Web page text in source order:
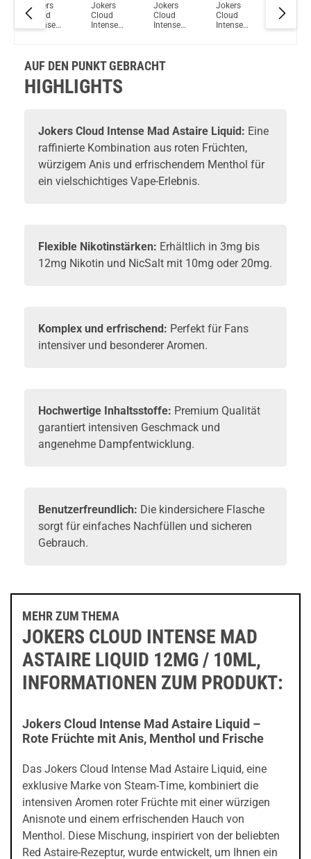
Jokers
Cloud
Intense
Jokers
Cloud
Intense
Jokers
Cloud
Intense
Jokers
Cloud
Intense
Jokers
Cloud
AUF DEN PUNKT GEBRACHT
HIGHLIGHTS
Jokers Cloud Intense Mad Astaire Liquid: Eine
raffinierte Kombination aus roten Früchten,
würzigem Anis und erfrischendem Menthol für
ein vielschichtiges Vape-Erlebnis.
Flexible Nikotinstärken: Erhältlich in 3mg bis
12mg Nikotin und NicSalt mit 10mg oder 20mg.
Komplex und erfrischend: Perfekt für Fans
intensiver und besonderer Aromen.
Hochwertige Inhaltsstoffe: Premium Qualität
garantiert intensiven Geschmack und
angenehme Dampfentwicklung.
Benutzerfreundlich: Die kindersichere Flasche
sorgt für einfaches Nachfüllen und sicheren
Gebrauch.
MEHR ZUM THEMA
JOKERS CLOUD INTENSE MAD
ASTAIRE LIQUID 12MG / 10ML,
INFORMATIONEN ZUM PRODUKT:
Jokers Cloud Intense Mad Astaire Liquid –
Rote Früchte mit Anis, Menthol und Frische
Das Jokers Cloud Intense Mad Astaire Liquid, eine
exklusive Marke von Steam-Time, kombiniert die
intensiven Aromen roter Früchte mit einer würzigen
Anisnote und einem erfrischenden Hauch von
Menthol. Diese Mischung, inspiriert von der beliebten
Red Astaire-Rezeptur, wurde entwickelt, um Ihnen ein